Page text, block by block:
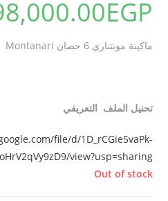
EGP
ماكينة مونتناري 6 حصان Montanari
تحنيل الملف التعريفي
file/d/1D_rCGie5vaPk-
view?usp=sharing
Out of stock